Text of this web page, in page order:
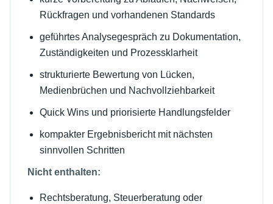
Rückfragen und vorhandenen Standards
geführtes Analysegespräch zu Dokumentation,
Zuständigkeiten und Prozessklarheit
strukturierte Bewertung von Lücken,
Medienbrüchen und Nachvollziehbarkeit
Quick Wins und priorisierte Handlungsfelder
kompakter Ergebnisbericht mit nächsten
sinnvollen Schritten
Nicht enthalten:
Rechtsberatung, Steuerberatung oder